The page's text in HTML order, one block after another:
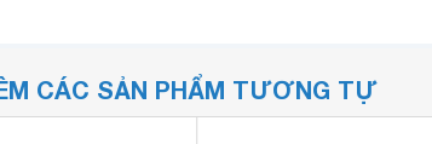
CÁC SẢN PHẨM TƯƠNG TỰ